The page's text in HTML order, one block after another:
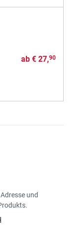
ab € 27,90
und